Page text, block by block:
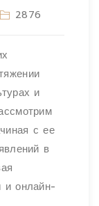
2876
и
с ее
в
и онлайн-